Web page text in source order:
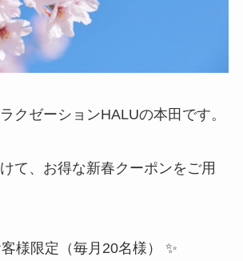
クゼーションHALUの本田です。
て、お得な新春クーポンをご用
様限定（毎月20名様） ✨